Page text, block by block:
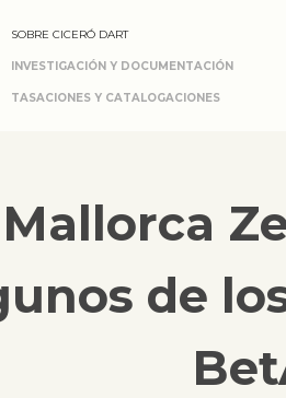
SOBRE CICERÓ DART
INVESTIGACIÓN Y DOCUMENTACIÓN
TASACIONES Y CATALOGACIONES
Mallorca
de